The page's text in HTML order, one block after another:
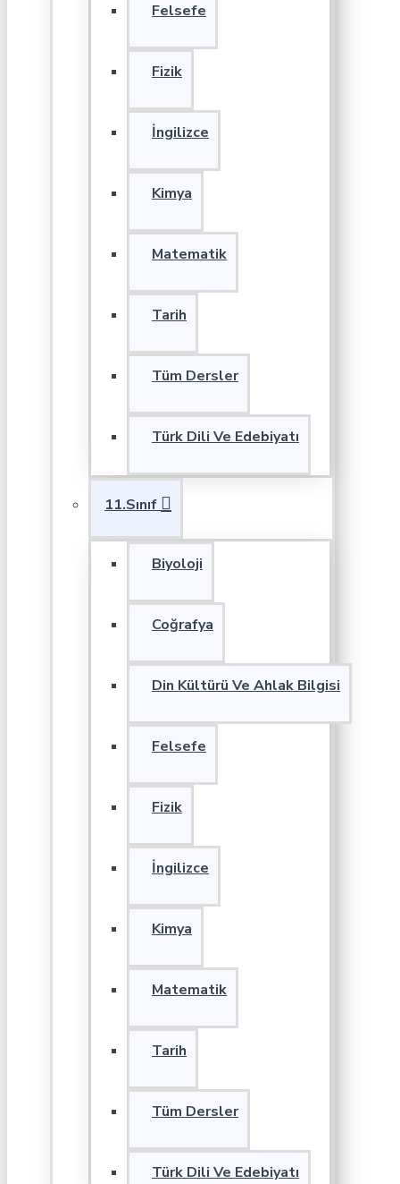
Felsefe
Fizik
İngilizce
Kimya
Matematik
Tarih
Tüm Dersler
Türk Dili Ve Edebiyatı
11.Sınıf
Biyoloji
Coğrafya
Din Kültürü Ve Ahlak Bilgisi
Felsefe
Fizik
İngilizce
Kimya
Matematik
Tarih
Tüm Dersler
Türk Dili Ve Edebiyatı